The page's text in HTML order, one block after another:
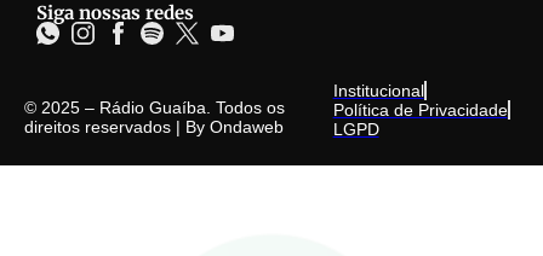
Siga nossas redes
© 2025 – Rádio Guaíba. Todos os
direitos reservados | By Ondaweb
Institucional
Política de Privacidade
LGPD